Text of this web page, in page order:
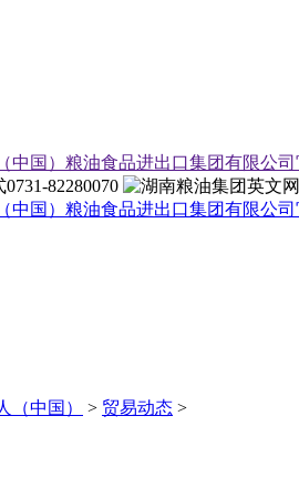
0731-82280070
（中国） > 贸易动态 >